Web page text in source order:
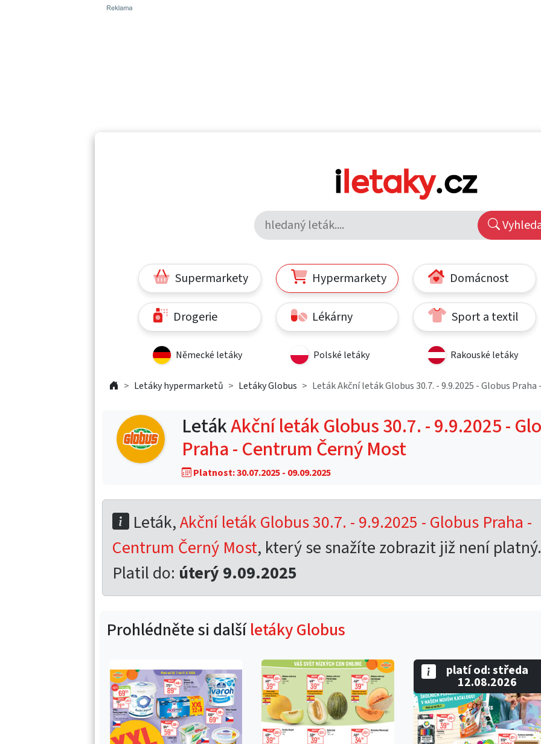
Supermarkety Hypermarkety Domácnost
Drogerie Lékárny Sport a textil
Německé letáky Polské letáky Rakouské letáky
Letáky hypermarketů Letáky Globus Leták Akční leták Globus 30.7. - 9.9.2025 - Globus
LetákAkční leták Globus 30.7. - 9.9.2025 -
Praha - Centrum Černý Most
Platnost: 30.07.2025 - 09.09.2025
Leták,Akční leták Globus 30.7. - 9.9.2025 - Globus Praha -
Centrum Černý Most, který se snažíte zobrazit již není platný.
Platil do: úterý 9.09.2025
Prohlédněte si dalšíletáky Globus
platí od: středa
12.08.2026